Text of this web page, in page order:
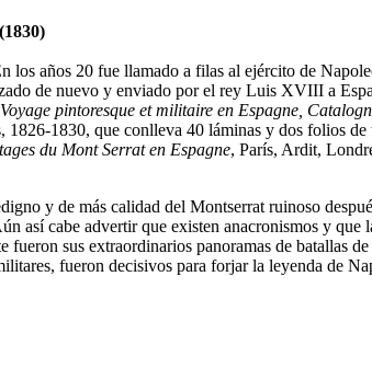
años 20 fue llamado a filas al ejército de
de nuevo y enviado por el rey Luis XVIII a
Voyage pintoresque et militaire en Espagne,
1826-1830, que conlleva 40 láminas y dos folios
du Mont Serrat en Espagne, París, Ardit,
y de más calidad del Montserrat ruinoso
así cabe advertir que existen anacronismos y
sus extraordinarios panoramas de batallas
fueron decisivos para forjar la leyenda de